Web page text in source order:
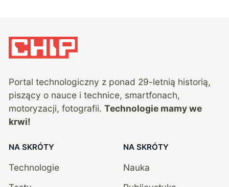
Portal technologiczny z ponad 29-letnią historią,
piszący o nauce i technice, smartfonach,
motoryzacji, fotografii. Technologie mamy we
krwi!
NA SKRÓTY
Technologie
NA SKRÓTY
Nauka